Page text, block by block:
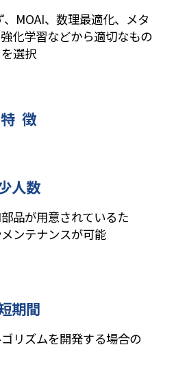
MOAI、数理最適化、メタ
化学習などから適切なもの
を選択
特 徴
人数
品が用意されているた
ンテナンスが可能
期間
リズムを開発する場合の